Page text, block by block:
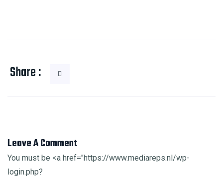
Share :
Leave A Comment
You must be <a href="https://www.mediareps.nl/wp-
login.php?